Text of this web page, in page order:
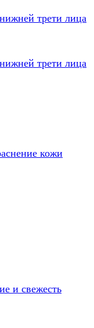
трети лица
трети лица
кожи
и свежесть